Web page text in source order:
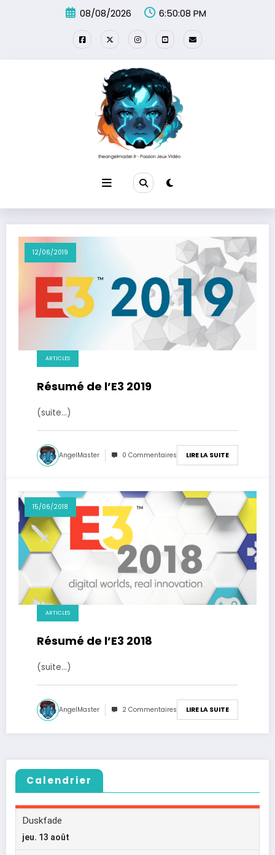
08/08/2026 6:50:08 PM
12/06/2019
ARTICLES
Résumé de l’E3 2019
(suite…)
AngelMaster 0 Commentaires LIRE LA SUITE
15/06/2018
ARTICLES
Résumé de l’E3 2018
(suite…)
AngelMaster 2 Commentaires LIRE LA SUITE
Calendrier